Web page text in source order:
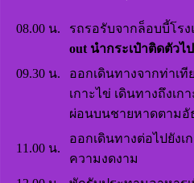
08.00 น. รถรอรับจากล็อบบี้โรง
out นำกระเป๋าติดตัวไ
09.30 น.
ออกเดินทางจากท่าเที
เกาะไข่ เดินทางถึงเ
ผ่อนบนชายหาดตามอั
11.00 น.
ออกเดินทางต่อไปยัง
ความงดงาม